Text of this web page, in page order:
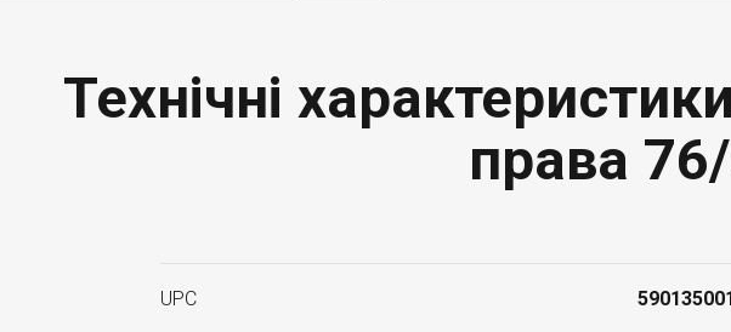
Технічні
права
UPC